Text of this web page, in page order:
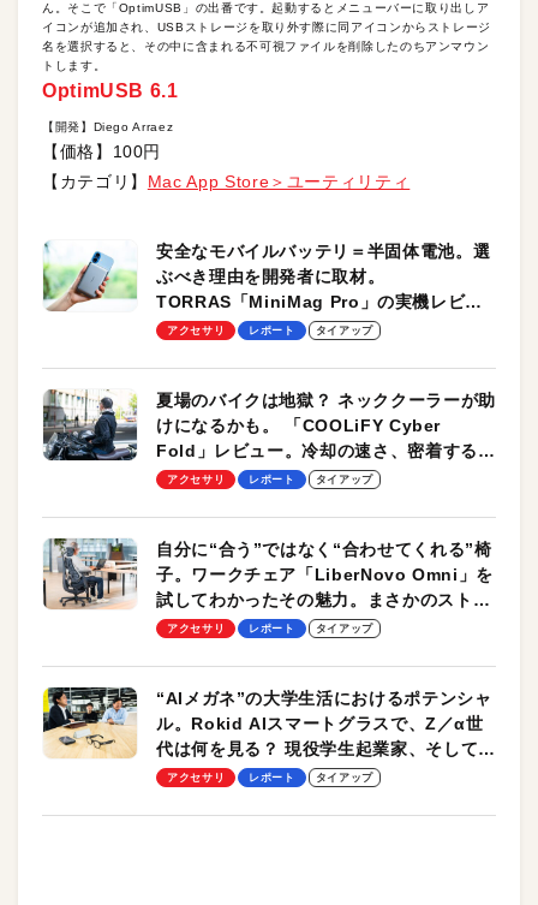
ん。そこで「OptimUSB」の出番です。起動するとメニューバーに取り出しア
イコンが追加され、USBストレージを取り外す際に同アイコンからストレージ
名を選択すると、その中に含まれる不可視ファイルを削除したのちアンマウン
トします。
OptimUSB 6.1
【開発】Diego Arraez
【価格】100円
【カテゴリ】 Mac App Store＞ユーティリティ
安全なモバイルバッテリ＝半固体電池。選
ぶべき理由を開発者に取材。
TORRAS「MiniMag Pro」の実機レビュ
ーも
アクセサリ レポート タイアップ
夏場のバイクは地獄？ ネッククーラーが助
けになるかも。 「COOLiFY Cyber
Fold」レビュー。冷却の速さ、密着する冷
却プレート、シンプルな操作性がグッド！
アクセサリ レポート タイアップ
自分に“合う”ではなく“合わせてくれる”椅
子。ワークチェア「LiberNovo Omni」を
試してわかったその魅力。まさかのストレ
ッチ機能も搭載
アクセサリ レポート タイアップ
“AIメガネ”の大学生活におけるポテンシャ
ル。Rokid AIスマートグラスで、Z／α世
代は何を見る？ 現役学生起業家、そして教
授による体験会レポート【PR】
アクセサリ レポート タイアップ